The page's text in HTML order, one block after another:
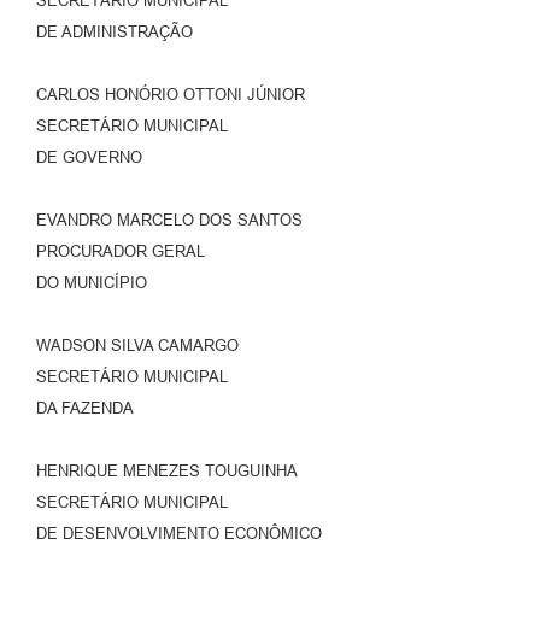
DE ADMINISTRAÇÃO
CARLOS HONÓRIO OTTONI JÚNIOR
SECRETÁRIO MUNICIPAL
DE GOVERNO
EVANDRO MARCELO DOS SANTOS
PROCURADOR GERAL
DO MUNICÍPIO
WADSON SILVA CAMARGO
SECRETÁRIO MUNICIPAL
DA FAZENDA
HENRIQUE MENEZES TOUGUINHA
SECRETÁRIO MUNICIPAL
DE DESENVOLVIMENTO ECONÔMICO